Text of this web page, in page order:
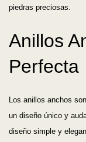
piedras preciosas.
Anillos
Perfecta
Los anillos anchos
un diseño único y
diseño simple y